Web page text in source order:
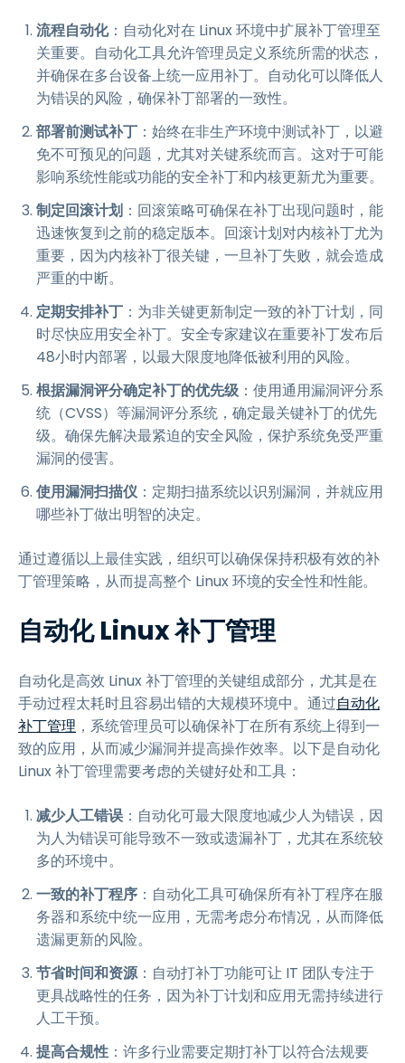
流程自动化：自动化对在 Linux 环境中扩展补丁管理至
关重要。自动化工具允许管理员定义系统所需的状态，
并确保在多台设备上统一应用补丁。自动化可以降低人
为错误的风险，确保补丁部署的一致性。
部署前测试补丁 ：始终在非生产环境中测试补丁，以避
免不可预见的问题，尤其对关键系统而言。这对于可能
影响系统性能或功能的安全补丁和内核更新尤为重要。
制定回滚计划 ：回滚策略可确保在补丁出现问题时，能
迅速恢复到之前的稳定版本。回滚计划对内核补丁尤为
重要，因为内核补丁很关键，一旦补丁失败，就会造成
严重的中断。
定期安排补丁 ：为非关键更新制定一致的补丁计划，同
时尽快应用安全补丁。安全专家建议在重要补丁发布后
48小时内部署，以最大限度地降低被利用的风险。
根据漏洞评分确定补丁的优先级：使用通用漏洞评分系
统（CVSS）等漏洞评分系统，确定最关键补丁的优先
级。确保先解决最紧迫的安全风险，保护系统免受严重
漏洞的侵害。
使用漏洞扫描仪：定期扫描系统以识别漏洞，并就应用
哪些补丁做出明智的决定。
通过遵循以上最佳实践，组织可以确保保持积极有效的补
丁管理策略，从而提高整个 Linux 环境的安全性和性能。
自动化 Linux 补丁管理
自动化是高效 Linux 补丁管理的关键组成部分，尤其是在
手动过程太耗时且容易出错的大规模环境中。通过自动化
补丁管理 ，系统管理员可以确保补丁在所有系统上得到一
致的应用，从而减少漏洞并提高操作效率。以下是自动化
Linux 补丁管理需要考虑的关键好处和工具：
减少人工错误 ：自动化可最大限度地减少人为错误，因
为人为错误可能导致不一致或遗漏补丁，尤其在系统较
多的环境中。
一致的补丁程序 ：自动化工具可确保所有补丁程序在服
务器和系统中统一应用，无需考虑分布情况，从而降低
遗漏更新的风险。
节省时间和资源：自动打补丁功能可让 IT 团队专注于
更具战略性的任务，因为补丁计划和应用无需持续进行
人工干预。
提高合规性 ：许多行业需要定期打补丁以符合法规要